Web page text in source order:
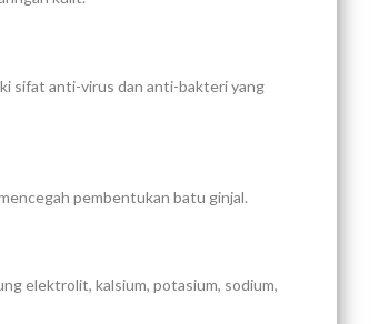
sifat anti-virus dan anti-bakteri yang
pembentukan batu ginjal.
elektrolit, kalsium, potasium, sodium,